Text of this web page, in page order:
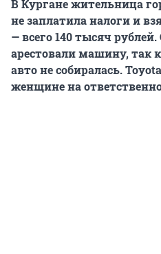
В Кургане жительница
не заплатила налоги и
— всего 140 тысяч
арестовали машину, так
авто не собиралась.
женщине на